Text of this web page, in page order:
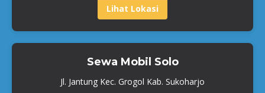
Lihat Lokasi
Sewa Mobil Solo
Jl. Jantung Kec. Grogol Kab. Sukoharjo